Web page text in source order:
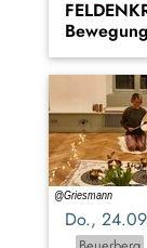
Bewegung
Do.,